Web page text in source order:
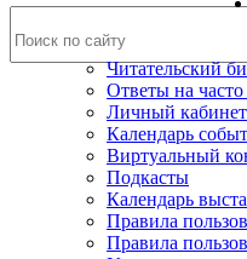
Читательский
Ответы на
Личный кабинет
Календарь
Виртуальный
Подкасты
Календарь
Правила
Правила